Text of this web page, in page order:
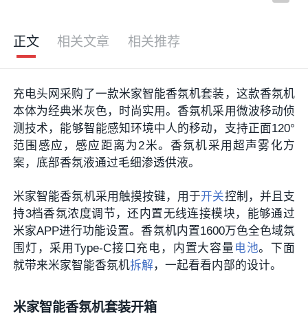
正文 相关文章 相关推荐
充电头网采购了一款米家智能香氛机套装，这款香氛机
本体为经典米灰色，时尚实用。香氛机采用微波移动侦
测技术，能够智能感知环境中人的移动，支持正面120°
范围感应，感应距离为2米。香氛机采用超声雾化方
案，底部香氛液通过毛细渗透供液。
米家智能香氛机采用触摸按键，用于开关控制，并且支
持3档香氛浓度调节，还内置无线连接模块，能够通过
米家APP进行功能设置。香氛机内置1600万色全色域氛
围灯，采用Type-C接口充电，内置大容量 电池。下面
就带来米家智能香氛机拆解 ，一起看看内部的设计。
米家智能香氛机套装开箱